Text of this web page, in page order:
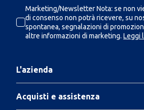
Marketing/Newsletter Nota: se non
di consenso non potrà ricevere, su
spontanea, segnalazioni di
altre informazioni di marketing. Leggi
L'azienda
Acquisti e assistenza